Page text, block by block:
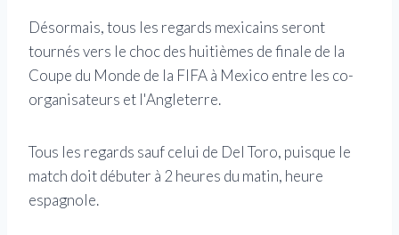
Désormais, tous les regards mexicains seront
tournés vers le choc des huitièmes de finale de la
Coupe du Monde de la FIFA à Mexico entre les co-
organisateurs et l'Angleterre.
Tous les regards sauf celui de Del Toro, puisque le
match doit débuter à 2 heures du matin, heure
espagnole.